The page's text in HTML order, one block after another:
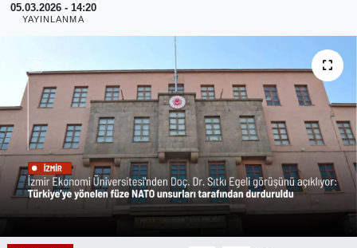
05.03.2026 - 14:20
YAYINLANMA